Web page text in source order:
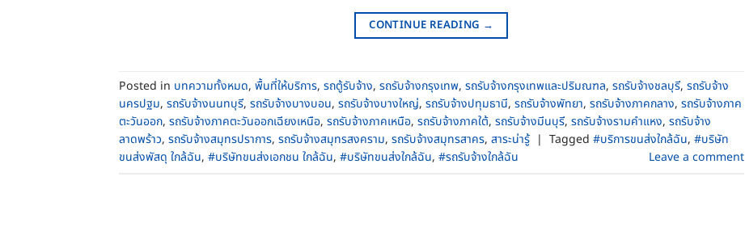
CONTINUE READING →
Posted in บทความทั้งหมด, พื้นที่ให้บริการ, รถตู้รับจ้าง, รถรับจ้างกรุงเทพ, รถรับจ้างกรุงเทพและปริมณฑล, รถรับจ้างชลบุรี, รถรับจ้าง
นครปฐม, รถรับจ้างนนทบุรี, รถรับจ้างบางบอน, รถรับจ้างบางใหญ่, รถรับจ้างปทุมธานี, รถรับจ้างพัทยา, รถรับจ้างภาคกลาง, รถรับจ้างภาค
ตะวันออก, รถรับจ้างภาคตะวันออกเฉียงเหนือ, รถรับจ้างภาคเหนือ, รถรับจ้างภาคใต้, รถรับจ้างมีนบุรี, รถรับจ้างรามคําแหง, รถรับจ้าง
ลาดพร้าว, รถรับจ้างสมุทรปราการ, รถรับจ้างสมุทรสงคราม, รถรับจ้างสมุทรสาคร, สาระน่ารู้ | Tagged #บริการขนส่งใกล้ฉัน, #บริษัท
ขนส่งพัสดุ ใกล้ฉัน, #บริษัทขนส่งเอกชน ใกล้ฉัน, #บริษัทขนส่งใกล้ฉัน, #รถรับจ้างใกล้ฉัน Leave a comment